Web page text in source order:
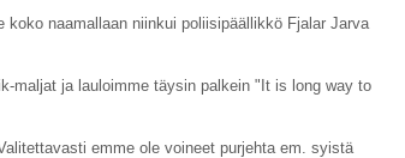
naamallaan niinkui poliisipäällikkö Fjalar Jarva
maljat ja lauloimme täysin palkein "It is long way to
emme ole voineet purjehta em. syistä